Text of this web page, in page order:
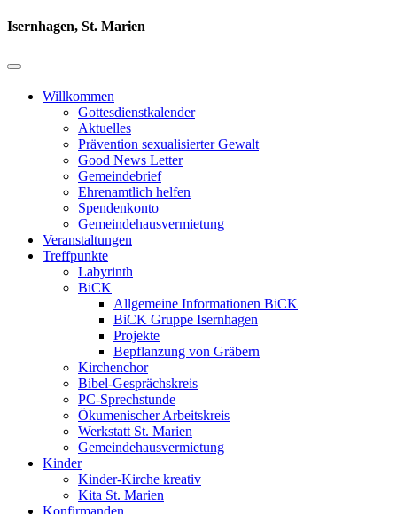
Isernhagen, St. Marien
Willkommen
Gottesdienstkalender
Aktuelles
Prävention sexualisierter Gewalt
Good News Letter
Gemeindebrief
Ehrenamtlich helfen
Spendenkonto
Gemeindehausvermietung
Veranstaltungen
Treffpunkte
Labyrinth
BiCK
Allgemeine Informationen BiCK
BiCK Gruppe Isernhagen
Projekte
Bepflanzung von Gräbern
Kirchenchor
Bibel-Gesprächskreis
PC-Sprechstunde
Ökumenischer Arbeitskreis
Werkstatt St. Marien
Gemeindehausvermietung
Kinder
Kinder-Kirche kreativ
Kita St. Marien
Konfirmanden